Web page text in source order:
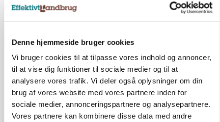
Denne hjemmeside bruger cookies
Vi bruger cookies til at tilpasse vores indhold og annoncer,
til at vise dig funktioner til sociale medier og til at
analysere vores trafik. Vi deler også oplysninger om din
brug af vores website med vores partnere inden for
sociale medier, annonceringspartnere og analysepartnere.
Vores partnere kan kombinere disse data med andre
Leder til klimastald
9670, Løgstør